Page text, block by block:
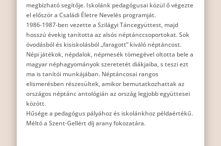
megbízható segítője. Iskolánk pedagógusai közül ő végezte
el először a Családi Életre Nevelés programját.
1986-1987-ben vezette a Szilágyi Táncegyüttest, majd
hosszú évekig tanította az alsós néptánccsoportokat. Sok
óvodásból és kisiskolásból „faragott” kiváló néptáncost.
Népi játékok, népdalok, népmesék tömegével oltotta bele a
magyar néphagyományok szeretetét diákjaiba, s teszi ezt
ma is tanítói munkájában. Néptáncosai rangos
elismerésben részesültek, amikor bemutatkozhattak az
országos néptánc antológián az ország legjobb együttesei
között.
Hűsége a pedagógus pályához és iskolánkhoz példaértékű.
Méltó a Szent-Gellért díj arany fokozatára.